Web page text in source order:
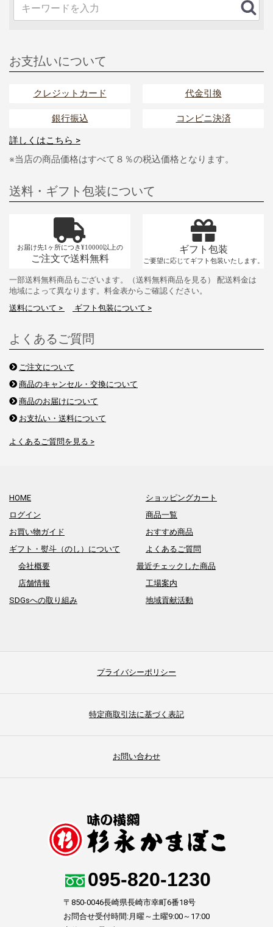
お支払いについて
クレジットカード 代金引換
銀行振込 コンビニ決済
詳しくはこちら >
※当店の商品価格はすべて８％の税込価格となります。
送料・ギフト包装について
お届け先1ヶ所につき¥10000以上の
ご注文で送料無料
ギフト包装
ご要望に応じてギフト包装いたします。
一部送料無料商品もございます。（送料無料商品を見る） 配送料金は
地域によって異なります。料金表からご確認ください。
送料について >
ギフト包装について >
よくあるご質問
ご注文について
商品のキャンセル・交換について
商品のお届けについて
お支払い・送料について
よくあるご質問を見る >
HOME
ショッピングカート
ログイン
商品一覧
お買い物ガイド
おすすめ商品
ギフト・熨斗（のし）について
よくあるご質問
会社概要
最近チェックした商品
店舗情報
工場案内
SDGsへの取り組み
地域貢献活動
プライバシーポリシー
特定商取引法に基づく表記
お問い合わせ
095-820-1230
〒850-0046長崎県長崎市幸町6番18号
お問合せ受付時間:月曜～土曜9:00～17:00